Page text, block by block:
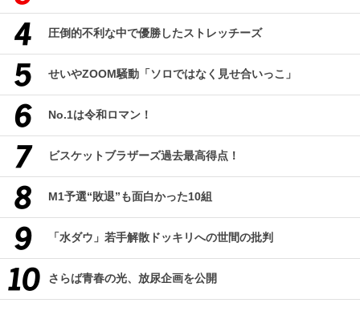
圧倒的不利な中で優勝したストレッチーズ
せいやZOOM騒動「ソロではなく見せ合いっこ」
No.1は令和ロマン！
ビスケットブラザーズ過去最高得点！
M1予選“敗退”も面白かった10組
「水ダウ」若手解散ドッキリへの世間の批判
さらば青春の光、放尿企画を公開